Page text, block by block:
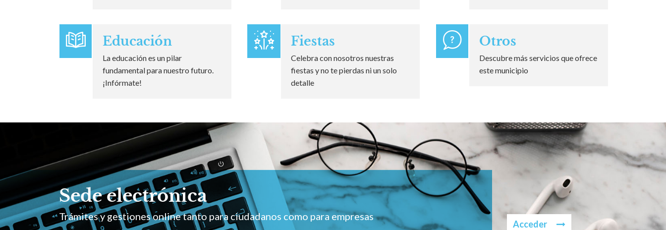
Educación
La educación es un pilar
fundamental para nuestro futuro.
¡Infórmate!
Fiestas
Celebra con nosotros nuestras
fiestas y no te pierdas ni un solo
detalle
Otros
Descubre más servicios que ofrece
este municipio
Sede electrónica
Trámites y gestiones online tanto para ciudadanos como para empresas
Acceder